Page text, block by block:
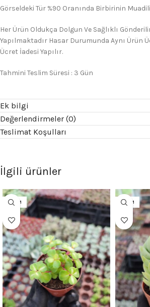
Görseldeki Tür %90 Oranında Birbirinin
Her Ürün Oldukça Dolgun Ve Sağlıklı
Yapılmaktadır Hasar Durumunda Aynı Ürün
Ücret İadesi Yapılır.
Tahmini Teslim Süresi : 3 Gün
Ek bilgi
Değerlendirmeler (0)
Teslimat Koşulları
İlgili ürünler
5.5CM 5.5CM